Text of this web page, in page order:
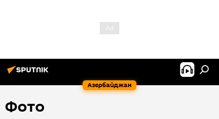
Азербайджан
Фото